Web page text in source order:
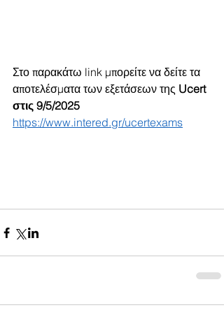
Στο παρακάτω link μπορείτε να δείτε τα
αποτελέσματα των εξετάσεων της Ucert
στις 9/5/2025
https://www.intered.gr/ucertexams